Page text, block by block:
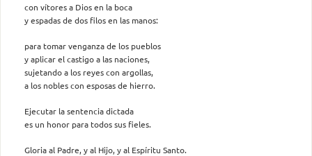
con vítores a Dios en la boca
y espadas de dos filos en las manos:
para tomar venganza de los pueblos
y aplicar el castigo a las naciones,
sujetando a los reyes con argollas,
a los nobles con esposas de hierro.
Ejecutar la sentencia dictada
es un honor para todos sus fieles.
Gloria al Padre, y al Hijo, y al Espíritu Santo.